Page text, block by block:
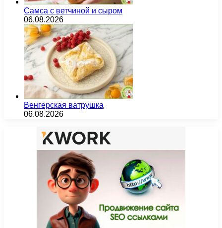
Самса с ветчиной и сыром
06.08.2026
Венгерская ватрушка
06.08.2026